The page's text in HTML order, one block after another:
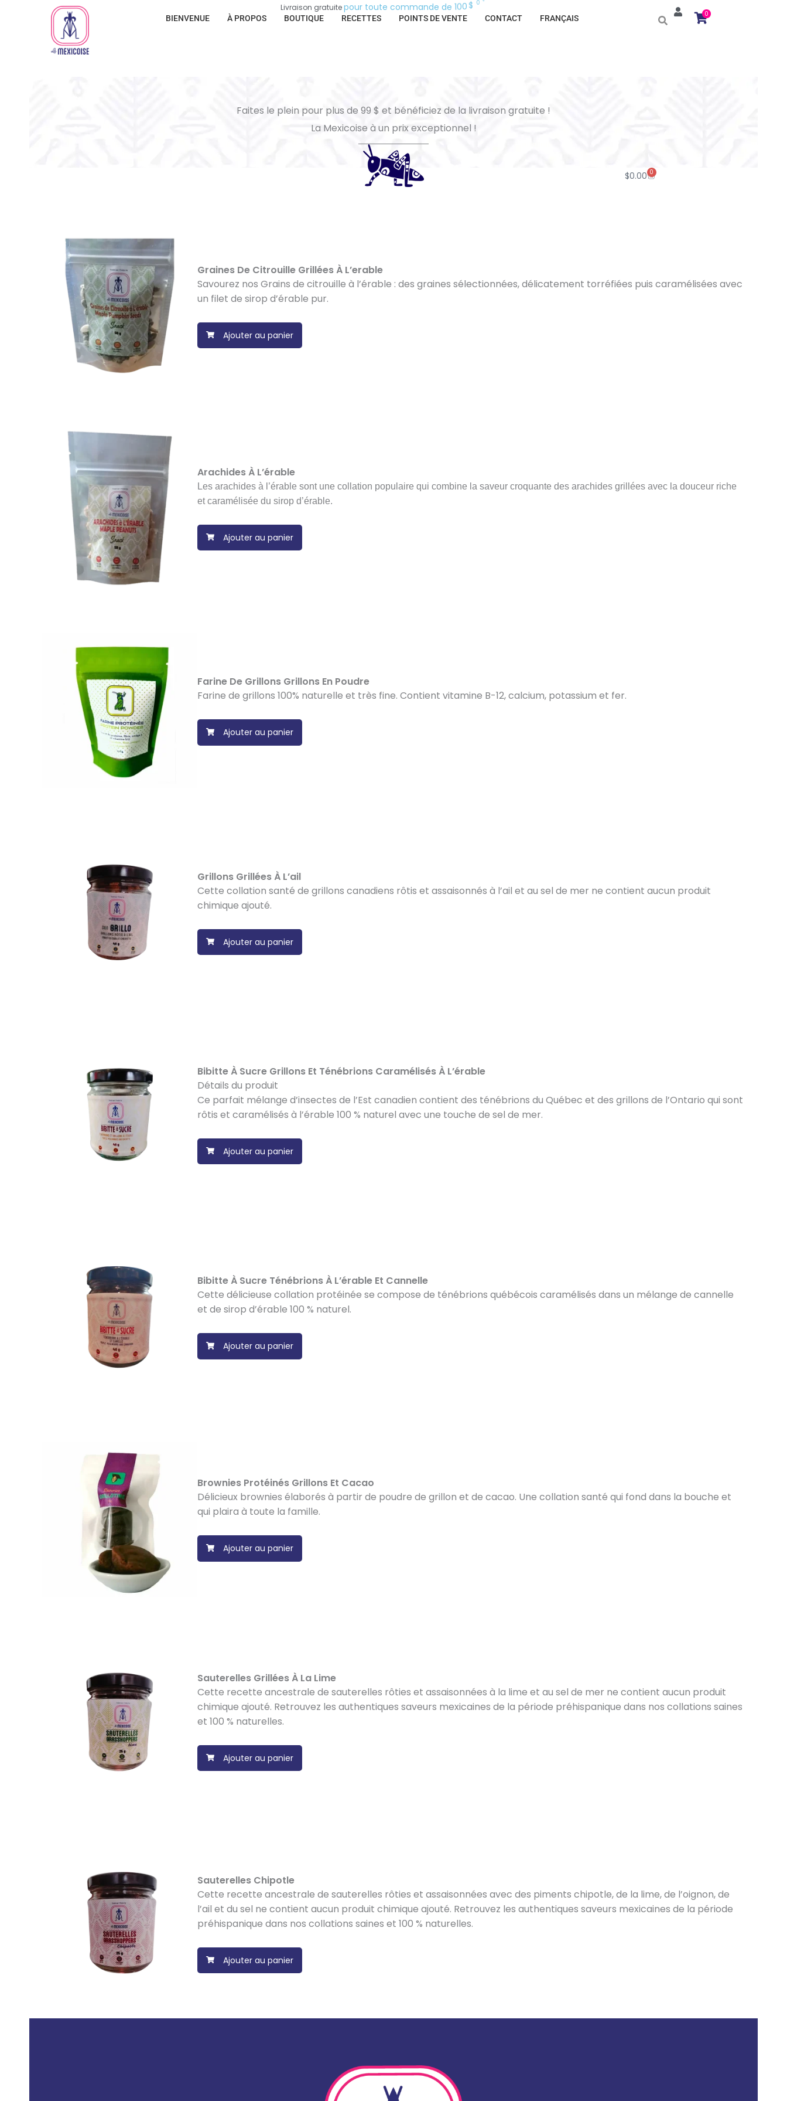
Livraison gratuitepour toute commande de 100 $ o
BIENVENUE À PROPOS BOUTIQUE RECETTES POINTS DE VENTE CONTACT FRANÇAIS 0
Faites le plein pour plus de 99 $ et bénéficiez de la livraison gratuite !
La Mexicoise à un prix exceptionnel !
$0.00 0
Cart
Graines De Citrouille Grillées À L’erable
Savourez nos Grains de citrouille à l’érable : des graines sélectionnées, délicatement torréfiées puis caramélisées avec
un filet de sirop d’érable pur.
Ajouter au panier
Arachides À L’érable
Les arachides à l’érable sont une collation populaire qui combine la saveur croquante des arachides grillées avec la douceur riche
et caramélisée du sirop d’érable.
Ajouter au panier
Farine De Grillons Grillons En Poudre
Farine de grillons 100% naturelle et très fine. Contient vitamine B-12, calcium, potassium et fer.
Ajouter au panier
Grillons Grillées À L’ail
Cette collation santé de grillons canadiens rôtis et assaisonnés à l’ail et au sel de mer ne contient aucun produit
chimique ajouté.
Ajouter au panier
Bibitte À Sucre Grillons Et Ténébrions Caramélisés À L’érable
Détails du produit
Ce parfait mélange d’insectes de l’Est canadien contient des ténébrions du Québec et des grillons de l’Ontario qui sont
rôtis et caramélisés à l’érable 100 % naturel avec une touche de sel de mer.
Ajouter au panier
Bibitte À Sucre Ténébrions À L’érable Et Cannelle
Cette délicieuse collation protéinée se compose de ténébrions québécois caramélisés dans un mélange de cannelle
et de sirop d’érable 100 % naturel.
Ajouter au panier
Brownies Protéinés Grillons Et Cacao
Délicieux brownies élaborés à partir de poudre de grillon et de cacao. Une collation santé qui fond dans la bouche et
qui plaira à toute la famille.
Ajouter au panier
Sauterelles Grillées À La Lime
Cette recette ancestrale de sauterelles rôties et assaisonnées à la lime et au sel de mer ne contient aucun produit
chimique ajouté. Retrouvez les authentiques saveurs mexicaines de la période préhispanique dans nos collations saines
et 100 % naturelles.
Ajouter au panier
Sauterelles Chipotle
Cette recette ancestrale de sauterelles rôties et assaisonnées avec des piments chipotle, de la lime, de l’oignon, de
l’ail et du sel ne contient aucun produit chimique ajouté. Retrouvez les authentiques saveurs mexicaines de la période
préhispanique dans nos collations saines et 100 % naturelles.
Ajouter au panier